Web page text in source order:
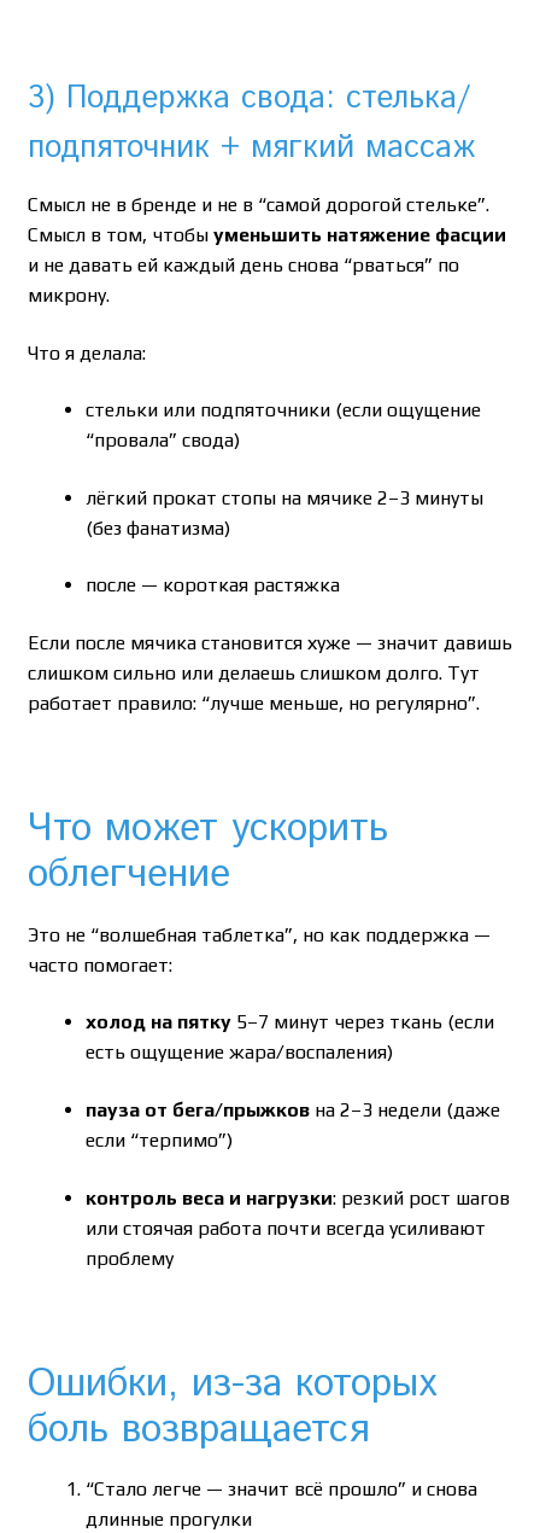
3) Поддержка свода: стелька/
подпяточник + мягкий массаж
Смысл не в бренде и не в “самой дорогой стельке”.
Смысл в том, чтобы уменьшить натяжение фасции
и не давать ей каждый день снова “рваться” по
микрону.
Что я делала:
стельки или подпяточники (если ощущение
“провала” свода)
лёгкий прокат стопы на мячике 2–3 минуты
(без фанатизма)
после — короткая растяжка
Если после мячика становится хуже — значит давишь
слишком сильно или делаешь слишком долго. Тут
работает правило: “лучше меньше, но регулярно”.
Что может ускорить
облегчение
Это не “волшебная таблетка”, но как поддержка —
часто помогает:
холод на пятку5–7 минут через ткань (если
есть ощущение жара/воспаления)
пауза от бега/прыжковна 2–3 недели (даже
если “терпимо”)
контроль веса и нагрузки: резкий рост шагов
или стоячая работа почти всегда усиливают
проблему
Ошибки, из-за которых
боль возвращается
“Стало легче — значит всё прошло” и снова
длинные прогулки